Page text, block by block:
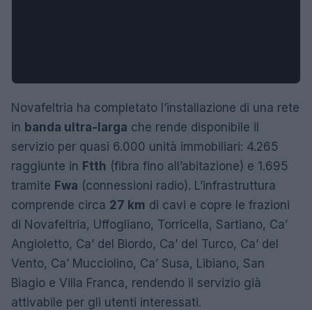
Novafeltria ha completato l’installazione di una rete
in banda ultra-larga che rende disponibile il
servizio per quasi 6.000 unità immobiliari: 4.265
raggiunte in Ftth (fibra fino all’abitazione) e 1.695
tramite Fwa (connessioni radio). L’infrastruttura
comprende circa 27 km di cavi e copre le frazioni
di Novafeltria, Uffogliano, Torricella, Sartiano, Ca’
Angioletto, Ca’ del Biordo, Ca’ del Turco, Ca’ del
Vento, Ca’ Mucciolino, Ca’ Susa, Libiano, San
Biagio e Villa Franca, rendendo il servizio già
attivabile per gli utenti interessati.